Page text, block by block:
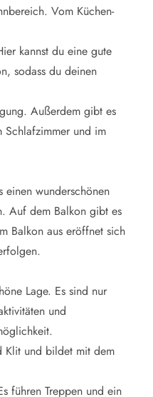
Vom Küchen-
kannst du eine gute
sodass du deinen
Außerdem gibt es
Schlafzimmer und im
einen wunderschönen
Auf dem Balkon gibt es
Balkon aus eröffnet sich
Lage. Es sind nur
und
Klit und bildet mit dem
führen Treppen und ein